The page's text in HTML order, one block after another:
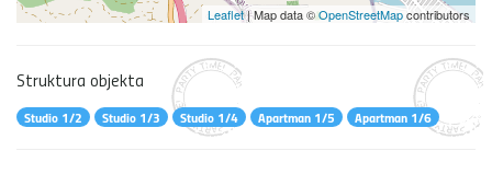
Leaflet| Map data ©OpenStreetMapcontributors
Struktura objekta
Studio 1/2 Studio 1/3 Studio 1/4 Apartman 1/5 Apartman 1/6